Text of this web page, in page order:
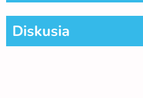
Diskusia